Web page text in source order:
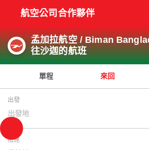
航空公司合作夥伴
孟加拉航空 / Biman
往沙迦的航班
單程 來回
出發
出發地
抵達